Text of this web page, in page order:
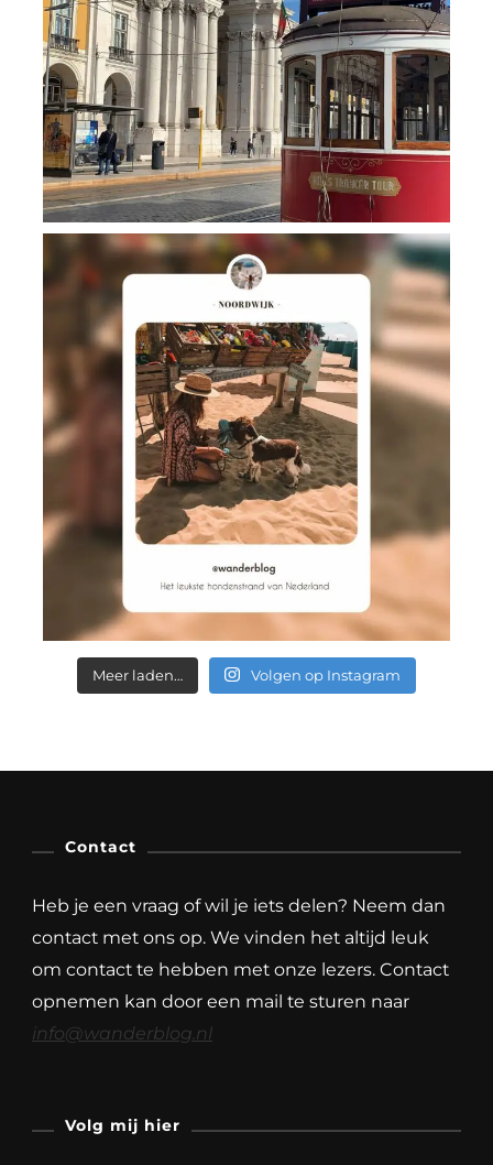
Meer laden… Volgen op Instagram
Contact
Heb je een vraag of wil je iets delen? Neem dan
contact met ons op. We vinden het altijd leuk
om contact te hebben met onze lezers. Contact
opnemen kan door een mail te sturen naar
info@wanderblog.nl
Volg mij hier